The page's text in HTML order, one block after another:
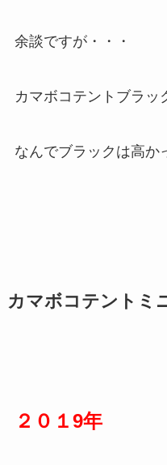
余談ですが・・・
カマボコテントブラッ
なんでブラックは高か
カマボコテントミ
２０１9年